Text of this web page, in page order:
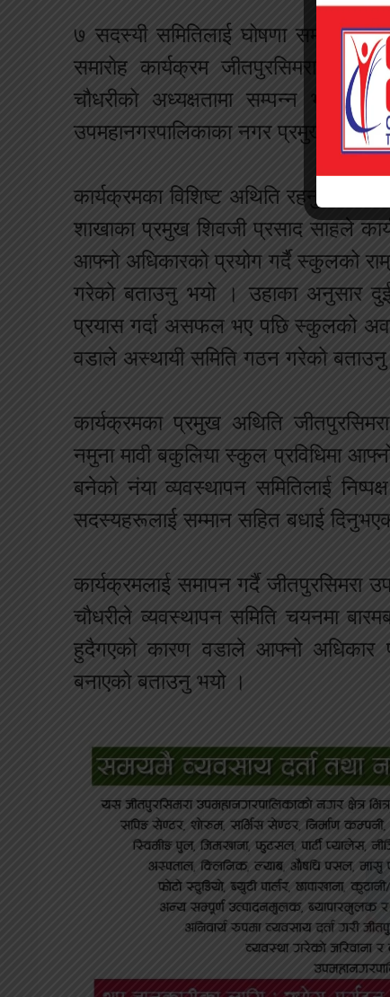
७ सदस्यी समितिलाई घोषणा समारोह
समारोह कार्यक्रम जीतपुरसिमरा
चौधरीको अध्यक्षतामा सम्पन्न भएको
उपमहानगरपालिकाका नगर प्रमुख
कार्यक्रमका विशिष्ट अथिति रहनुभएका
शाखाका प्रमुख शिवजी प्रसाद साहले
आफ्नो अधिकारको प्रयोग गर्दै स्कुलको
गरेको बताउनु भयो । उहाका अनुसार
प्रयास गर्दा असफल भए पछि स्कुलको
वडाले अस्थायी समिति गठन गरेको
कार्यक्रमका प्रमुख अथिति
नमुना मावी बकुलिया स्कुल प्रविधिमा
बनेको नंया व्यवस्थापन समितिलाई
सदस्यहरूलाई सम्मान सहित बधाई
कार्यक्रमलाई समापन गर्दै जीतपुरसिमरा
चौधरीले व्यवस्थापन समिति चयनमा
हुदैगएको कारण वडाले आफ्नो अधिकार
बनाएको बताउनु भयो ।